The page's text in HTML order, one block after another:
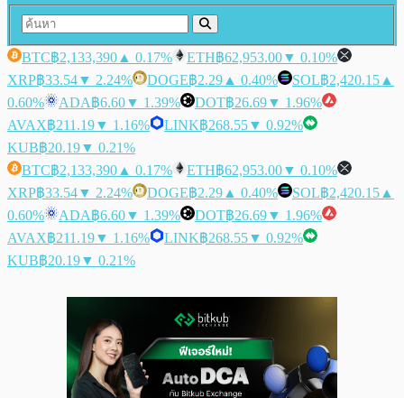
BTC฿2,133,390 ▲ 0.17% ETH฿62,953.00▼ 0.10%
XRP฿33.54▼ 2.24% DOGE฿2.29 ▲ 0.40% SOL฿2,420.15 ▲
0.60%
ADA฿6.60▼ 1.39% DOT฿26.69▼ 1.96%
AVAX฿211.19▼ 1.16% LINK฿268.55▼ 0.92%
KUB฿20.19▼ 0.21%
BTC฿2,133,390 ▲ 0.17% ETH฿62,953.00▼ 0.10%
XRP฿33.54▼ 2.24% DOGE฿2.29 ▲ 0.40% SOL฿2,420.15 ▲
0.60%
ADA฿6.60▼ 1.39% DOT฿26.69▼ 1.96%
AVAX฿211.19▼ 1.16% LINK฿268.55▼ 0.92%
KUB฿20.19▼ 0.21%